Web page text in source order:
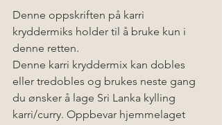
Denne oppskriften på karri
kryddermiks holder til å bruke kun i
denne retten.
Denne karri kryddermix kan dobles
eller tredobles og brukes neste gang
du ønsker å lage Sri Lanka kylling
karri/curry. Oppbevar hjemmelaget